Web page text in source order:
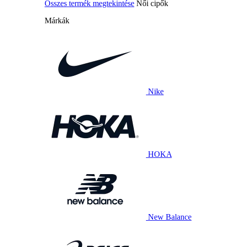
Összes termék megtekintése Női cipők
Márkák
Nike
HOKA
New Balance